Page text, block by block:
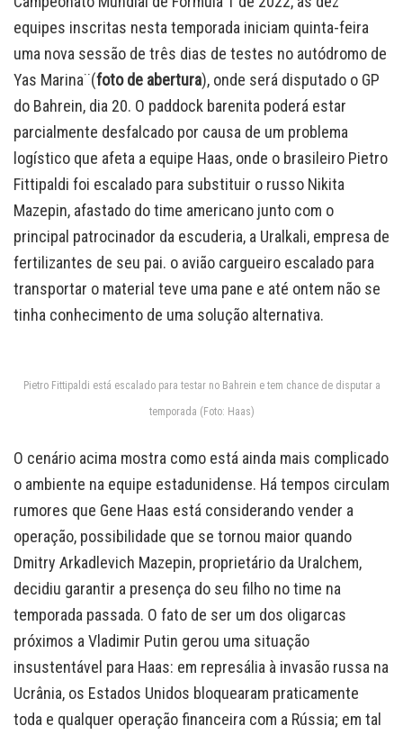
equipes inscritas nesta temporada iniciam quinta-feira
uma nova sessão de três dias de testes no autódromo de
Yas Marina¨(foto de abertura), onde será disputado o GP
do Bahrein, dia 20. O paddock barenita poderá estar
parcialmente desfalcado por causa de um problema
logístico que afeta a equipe Haas, onde o brasileiro Pietro
Fittipaldi foi escalado para substituir o russo Nikita
Mazepin, afastado do time americano junto com o
principal patrocinador da escuderia, a Uralkali, empresa de
fertilizantes de seu pai. o avião cargueiro escalado para
transportar o material teve uma pane e até ontem não se
tinha conhecimento de uma solução alternativa.
Pietro Fittipaldi está escalado para testar no Bahrein e tem chance de disputar a
temporada (Foto: Haas)
O cenário acima mostra como está ainda mais complicado
o ambiente na equipe estadunidense. Há tempos circulam
rumores que Gene Haas está considerando vender a
operação, possibilidade que se tornou maior quando
Dmitry Arkadlevich Mazepin, proprietário da Uralchem,
decidiu garantir a presença do seu filho no time na
temporada passada. O fato de ser um dos oligarcas
próximos a Vladimir Putin gerou uma situação
insustentável para Haas: em represália à invasão russa na
Ucrânia, os Estados Unidos bloquearam praticamente
toda e qualquer operação financeira com a Rússia; em tal